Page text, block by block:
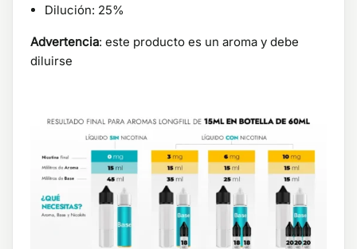
Dilución: 25%
Advertencia: este producto es un aroma y debe
diluirse